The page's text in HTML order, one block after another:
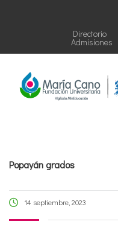
Directorio
Admisiones
Popayán grados
14 septiembre, 2023